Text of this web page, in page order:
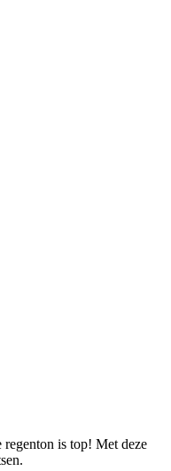
is top! Met deze